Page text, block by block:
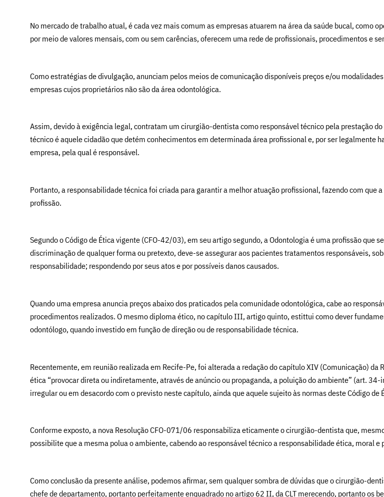
No mercado de trabalho atual, é cada vez mais comum as empresas atuarem na área da saúde bucal, como
por meio de valores mensais, com ou sem carências, oferecem uma rede de profissionais, procedimentos e
Como estratégias de divulgação, anunciam pelos meios de comunicação disponíveis preços e/ou
empresas cujos proprietários não são da área odontológica.
Assim, devido à exigência legal, contratam um cirurgião-dentista como responsável técnico pela prestação
técnico é aquele cidadão que detém conhecimentos em determinada área profissional e, por ser legalmente
empresa, pela qual é responsável.
Portanto, a responsabilidade técnica foi criada para garantir a melhor atuação profissional, fazendo com que
profissão.
Segundo o Código de Ética vigente (CFO-42/03), em seu artigo segundo, a Odontologia é uma profissão que
discriminação de qualquer forma ou pretexto, deve-se assegurar aos pacientes tratamentos responsáveis,
responsabilidade; respondendo por seus atos e por possíveis danos causados.
Quando uma empresa anuncia preços abaixo dos praticados pela comunidade odontológica, cabe ao
procedimentos realizados. O mesmo diploma ético, no capítulo III, artigo quinto, estittui como dever
odontólogo, quando investido em função de direção ou de responsabilidade técnica.
Recentemente, em reunião realizada em Recife-Pe, foi alterada a redação do capítulo XIV (Comunicação)
ética “provocar direta ou indiretamente, através de anúncio ou propaganda, a poluição do ambiente” (art.
irregular ou em desacordo com o previsto neste capítulo, ainda que aquele sujeito às normas deste Código
Conforme exposto, a nova Resolução CFO-071/06 responsabiliza eticamente o cirurgião-dentista que,
possibilite que a mesma polua o ambiente, cabendo ao responsável técnico a responsabilidade ética, moral
Como conclusão da presente análise, podemos afirmar, sem qualquer sombra de dúvidas que o cirurgião-
chefe de departamento, portanto perfeitamente enquadrado no artigo 62 II, da CLT merecendo, portanto os